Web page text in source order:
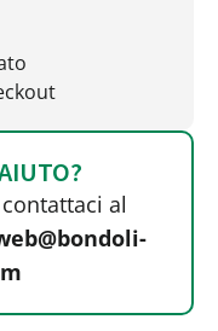
al